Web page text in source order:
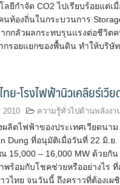
ลยีกำจัด CO2 ไปเรียบร้อยแต่
ท้องถิ่นในกระบวนการ
กกลัวผลกระทบรุนแรงต่อชีวิ
กรอยแยกของพื้นดิน ทำให้บริษั
ย-โรงไฟฟ้านิวเคลียร์เวี
ความรู้ทั่วไปด้านพลังงา
ลิตไฟฟ้าของประเทศเวียดนา
Dung ที่อนุมัติเมื่อวันที่ 22 มิ.
15,000 – 16,000 MW ด้วยกัน
พร้อมกับโชคช่วยหรืออย่างไร
วไทย จนวันนี้ ถึงคราวที่ต้องเ